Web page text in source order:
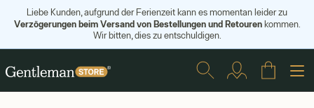
Liebe Kunden, aufgrund der Ferienzeit kann es momentan leider zu
Verzögerungen beim Versand von Bestellungen und Retourenkommen.
Wir bitten, dies zu entschuldigen.